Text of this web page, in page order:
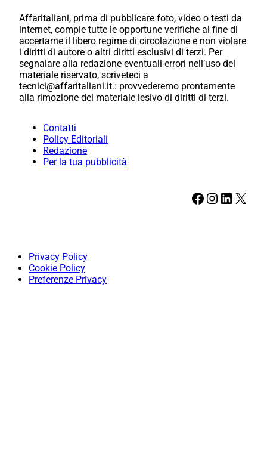
Affaritaliani, prima di pubblicare foto, video o testi da
internet, compie tutte le opportune verifiche al fine di
accertarne il libero regime di circolazione e non violare
i diritti di autore o altri diritti esclusivi di terzi. Per
segnalare alla redazione eventuali errori nell’uso del
materiale riservato, scriveteci a
tecnici@affaritaliani.it.: provvederemo prontamente
alla rimozione del materiale lesivo di diritti di terzi.
Contatti
Policy Editoriali
Redazione
Per la tua pubblicità
Facebook Instagram LinkedIn X
Privacy Policy
Cookie Policy
Preferenze Privacy